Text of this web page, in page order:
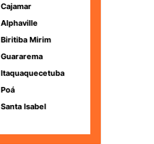
Cajamar
Alphaville
Biritiba Mirim
Guararema
Itaquaquecetuba
Poá
Santa Isabel